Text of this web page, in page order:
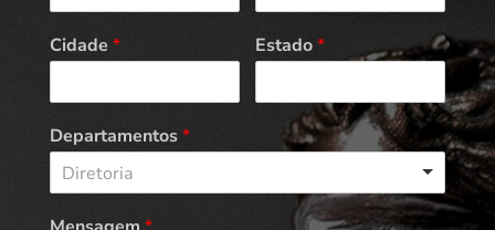
Cidade * Estado*
Departamentos*
Diretoria